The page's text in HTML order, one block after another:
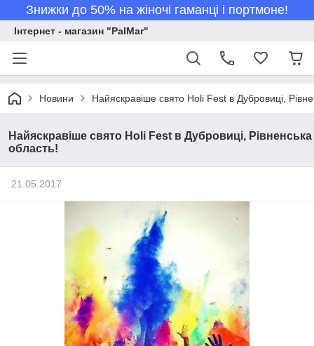
Знижки до 50% на жіночі гаманці і портмоне!
Інтернет - магазин "PalMar"
Новини Найяскравіше свято Holi Fest в Дубровиці,
Найяскравіше свято Holi Fest в Дубровиці, Рівненська
область!
21.05.2017